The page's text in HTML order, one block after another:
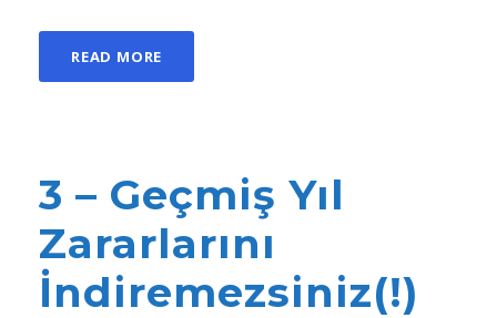
READ MORE
3 – Geçmiş Yıl
Zararlarını
İndiremezsiniz(!)